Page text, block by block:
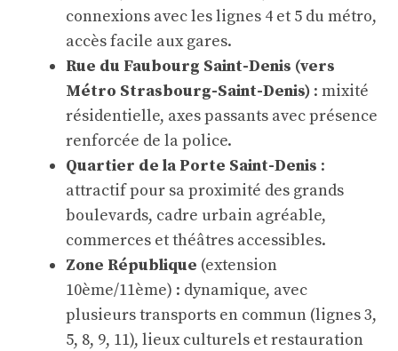
connexions avec les lignes 4 et 5 du métro,
accès facile aux gares.
Rue du Faubourg Saint-Denis (vers
Métro Strasbourg-Saint-Denis) : mixité
résidentielle, axes passants avec présence
renforcée de la police.
Quartier de la Porte Saint-Denis :
attractif pour sa proximité des grands
boulevards, cadre urbain agréable,
commerces et théâtres accessibles.
Zone République (extension
10ème/11ème) : dynamique, avec
plusieurs transports en commun (lignes 3,
5, 8, 9, 11), lieux culturels et restauration